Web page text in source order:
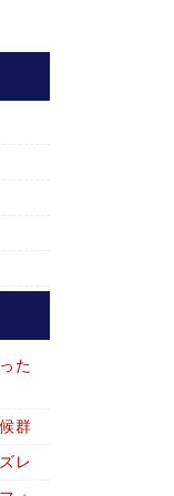
た
群
レ